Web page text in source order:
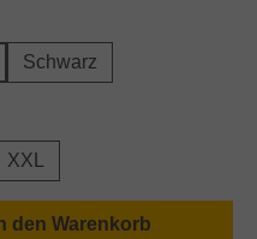
Schwarz
XXL
gewünschten
den Warenkorb